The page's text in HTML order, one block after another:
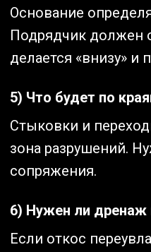
Основание
Подрядчик должен
делается «внизу» и
5) Что будет по
Стыковки и
зона разрушений.
сопряжения.
6) Нужен ли дренаж
Если откос